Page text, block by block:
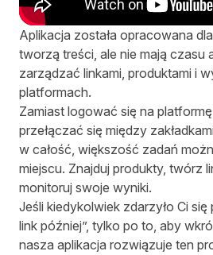
Aplikacja została opracowana
tworzą treści, ale nie mają czasu
zarządzać linkami, produktami i
platformach.
Zamiast logować się na
przełączać się między
w całość, większość zadań
miejscu. Znajduj produkty, twórz
monitoruj swoje wyniki.
Jeśli kiedykolwiek zdarzyło Ci
link później”, tylko po to, aby
nasza aplikacja rozwiązuje ten